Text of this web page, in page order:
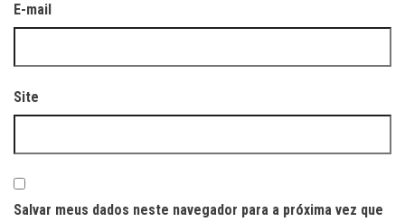
E-mail
Site
Salvar meus dados neste navegador para a próxima vez que